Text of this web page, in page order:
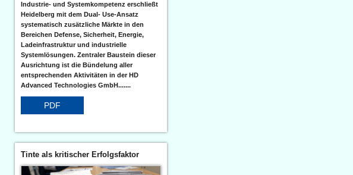
Industrie- und Systemkompetenz erschließt
Heidelberg mit dem Dual- Use-Ansatz
systematisch zusätzliche Märkte in den
Bereichen Defense, Sicherheit, Energie,
Ladeinfrastruktur und industrielle
Systemlösungen. Zentraler Baustein dieser
Ausrichtung ist die Bündelung aller
entsprechenden Aktivitäten in der HD
Advanced Technologies GmbH.......
PDF
Tinte als kritischer Erfolgsfaktor